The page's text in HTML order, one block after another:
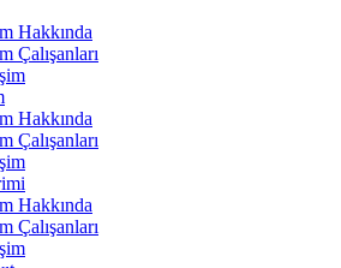
Hakkında
Çalışanları
Hakkında
Çalışanları
Hakkında
Çalışanları